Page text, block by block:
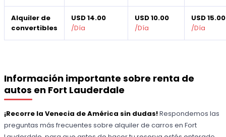
Alquiler de
convertibles
USD 14.00
/Día
USD 10.00
/Día
USD 15.00
/Día
Información importante sobre renta de
autos en Fort Lauderdale
¡Recorre la Venecia de América sin dudas!Respondemos las
preguntas más frecuentes sobre alquiler de carros en Fort